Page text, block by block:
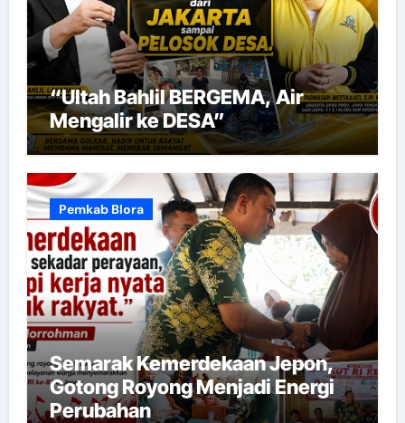
“Ultah Bahlil BERGEMA, Air
Mengalir ke DESA”
Pemkab Blora
Semarak Kemerdekaan Jepon,
Gotong Royong Menjadi Energi
Perubahan